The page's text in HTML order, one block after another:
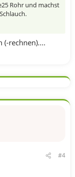
Rohr und machst
(-rechnen)....
#4